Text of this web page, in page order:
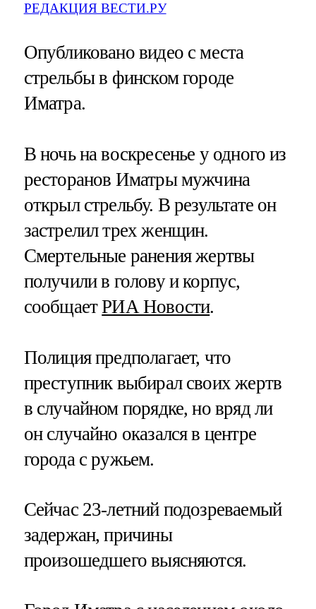
РЕДАКЦИЯ ВЕСТИ.РУ
Опубликовано видео с места
стрельбы в финском городе
Иматра.
В ночь на воскресенье у одного из
ресторанов Иматры мужчина
открыл стрельбу. В результате он
застрелил трех женщин.
Смертельные ранения жертвы
получили в голову и корпус,
сообщаетРИА Новости.
Полиция предполагает, что
преступник выбирал своих жертв
в случайном порядке, но вряд ли
он случайно оказался в центре
города с ружьем.
Сейчас 23-летний подозреваемый
задержан, причины
произошедшего выясняются.